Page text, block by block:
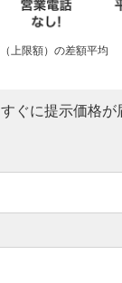
上限額）の差額平均